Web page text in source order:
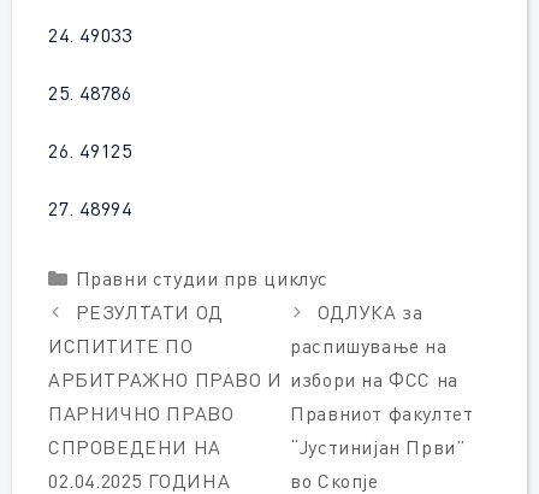
24. 49033
25. 48786
26. 49125
27. 48994
Categories
Правни студии прв циклус
РЕЗУЛТАТИ ОД
ИСПИТИТЕ ПО
АРБИТРАЖНО ПРАВО И
ПАРНИЧНО ПРАВО
СПРОВЕДЕНИ НА
02.04.2025 ГОДИНА
ОДЛУКА за
распишување на
избори на ФСС на
Правниот факултет
“Јустинијан Први”
во Скопје